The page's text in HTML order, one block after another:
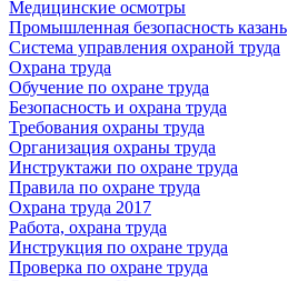
Медицинские осмотры
Промышленная безопасность казань
Система управления охраной труда
Охрана труда
Обучение по охране труда
Безопасность и охрана труда
Требования охраны труда
Организация охраны труда
Инструктажи по охране труда
Правила по охране труда
Охрана труда 2017
Работа, охрана труда
Инструкция по охране труда
Проверка по охране труда